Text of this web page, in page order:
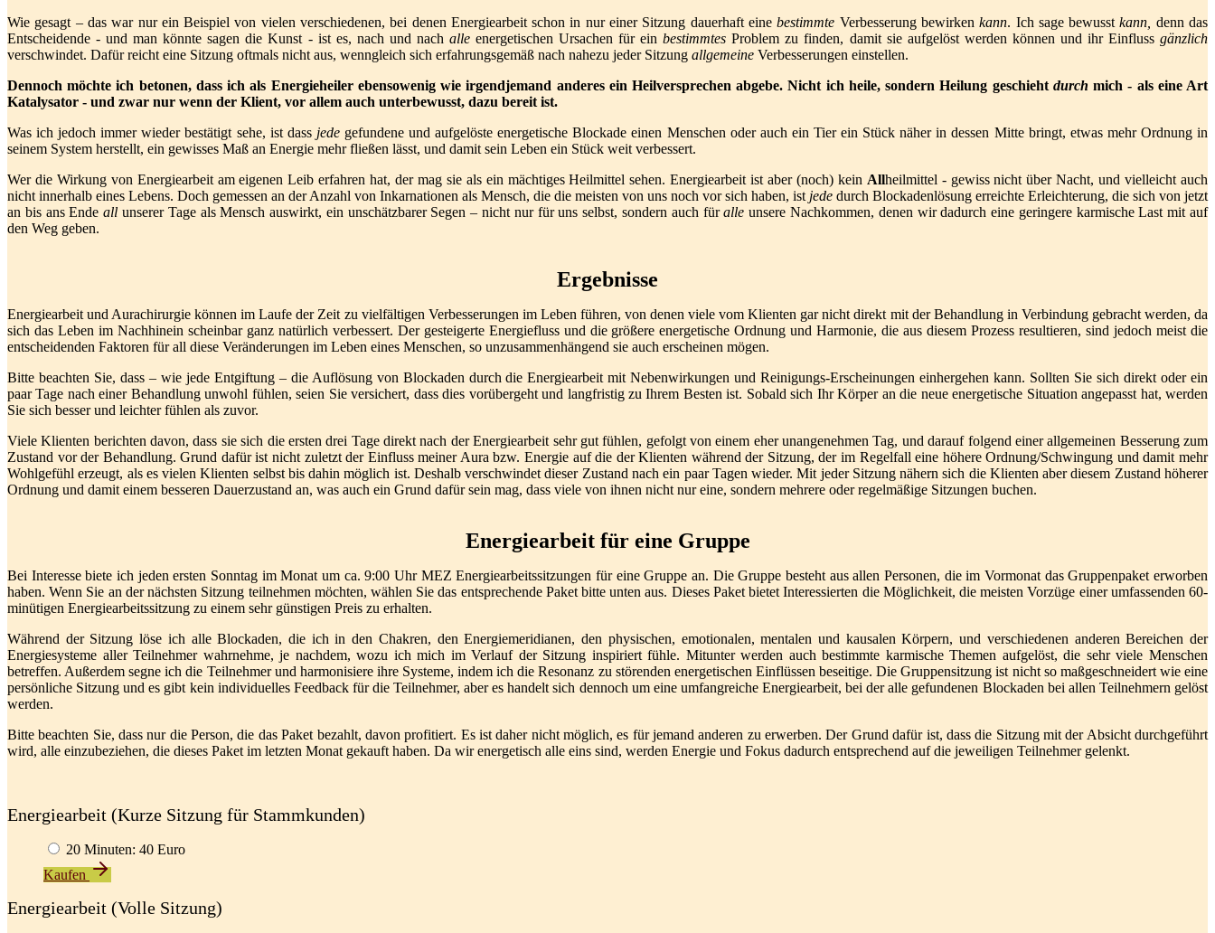
Wie gesagt – das war nur ein Beispiel von vielen verschiedenen, bei denen Energiearbeit schon in nur einer Sitzung dauerhaft einebestimmte Verbesserung bewirkenkann. Ich sage bewusstkann, denn das
Entscheidende - und man könnte sagen die Kunst - ist es, nach und nach alle energetischen Ursachen für einbestimmtesProblem zu finden, damit sie aufgelöst werden können und ihr Einflussgänzlich
verschwindet. Dafür reicht eine Sitzung oftmals nicht aus, wenngleich sich erfahrungsgemäß nach nahezu jeder Sitzung allgemeine Verbesserungen einstellen.
Dennoch möchte ich betonen, dass ich als Energieheiler ebensowenig wie irgendjemand anderes ein Heilversprechen abgebe. Nicht ich heile, sondern Heilung geschieht durchmich - als eine Art
Katalysator - und zwar nur wenn der Klient, vor allem auch unterbewusst, dazu bereit ist.
Was ich jedoch immer wieder bestätigt sehe, ist dass jede gefundene und aufgelöste energetische Blockade einen Menschen oder auch ein Tier ein Stück näher in dessen Mitte bringt, etwas mehr Ordnung in
seinem System herstellt, ein gewisses Maß an Energie mehr fließen lässt, und damit sein Leben ein Stück weit verbessert.
Wer die Wirkung von Energiearbeit am eigenen Leib erfahren hat, der mag sie als ein mächtiges Heilmittel sehen. Energiearbeit ist aber (noch) kein Allheilmittel - gewiss nicht über Nacht, und vielleicht auch
nicht innerhalb eines Lebens. Doch gemessen an der Anzahl von Inkarnationen als Mensch, die die meisten von uns noch vor sich haben, ist jede durch Blockadenlösung erreichte Erleichterung, die sich von jetzt
an bis ans Endeall unserer Tage als Mensch auswirkt, ein unschätzbarer Segen – nicht nur für uns selbst, sondern auch füralleunsere Nachkommen, denen wir dadurch eine geringere karmische Last mit auf
den Weg geben.
Ergebnisse
Energiearbeit und Aurachirurgie können im Laufe der Zeit zu vielfältigen Verbesserungen im Leben führen, von denen viele vom Klienten gar nicht direkt mit der Behandlung in Verbindung gebracht werden, da
sich das Leben im Nachhinein scheinbar ganz natürlich verbessert. Der gesteigerte Energiefluss und die größere energetische Ordnung und Harmonie, die aus diesem Prozess resultieren, sind jedoch meist die
entscheidenden Faktoren für all diese Veränderungen im Leben eines Menschen, so unzusammenhängend sie auch erscheinen mögen.
Bitte beachten Sie, dass – wie jede Entgiftung – die Auflösung von Blockaden durch die Energiearbeit mit Nebenwirkungen und Reinigungs-Erscheinungen einhergehen kann. Sollten Sie sich direkt oder ein
paar Tage nach einer Behandlung unwohl fühlen, seien Sie versichert, dass dies vorübergeht und langfristig zu Ihrem Besten ist. Sobald sich Ihr Körper an die neue energetische Situation angepasst hat, werden
Sie sich besser und leichter fühlen als zuvor.
Viele Klienten berichten davon, dass sie sich die ersten drei Tage direkt nach der Energiearbeit sehr gut fühlen, gefolgt von einem eher unangenehmen Tag, und darauf folgend einer allgemeinen Besserung zum
Zustand vor der Behandlung. Grund dafür ist nicht zuletzt der Einfluss meiner Aura bzw. Energie auf die der Klienten während der Sitzung, der im Regelfall eine höhere Ordnung/Schwingung und damit mehr
Wohlgefühl erzeugt, als es vielen Klienten selbst bis dahin möglich ist. Deshalb verschwindet dieser Zustand nach ein paar Tagen wieder. Mit jeder Sitzung nähern sich die Klienten aber diesem Zustand höherer
Ordnung und damit einem besseren Dauerzustand an, was auch ein Grund dafür sein mag, dass viele von ihnen nicht nur eine, sondern mehrere oder regelmäßige Sitzungen buchen.
Energiearbeit für eine Gruppe
Bei Interesse biete ich jeden ersten Sonntag im Monat um ca. 9:00 Uhr MEZ Energiearbeitssitzungen für eine Gruppe an. Die Gruppe besteht aus allen Personen, die im Vormonat das Gruppenpaket erworben
haben. Wenn Sie an der nächsten Sitzung teilnehmen möchten, wählen Sie das entsprechende Paket bitte unten aus. Dieses Paket bietet Interessierten die Möglichkeit, die meisten Vorzüge einer umfassenden 60-
minütigen Energiearbeitssitzung zu einem sehr günstigen Preis zu erhalten.
Während der Sitzung löse ich alle Blockaden, die ich in den Chakren, den Energiemeridianen, den physischen, emotionalen, mentalen und kausalen Körpern, und verschiedenen anderen Bereichen der
Energiesysteme aller Teilnehmer wahrnehme, je nachdem, wozu ich mich im Verlauf der Sitzung inspiriert fühle. Mitunter werden auch bestimmte karmische Themen aufgelöst, die sehr viele Menschen
betreffen. Außerdem segne ich die Teilnehmer und harmonisiere ihre Systeme, indem ich die Resonanz zu störenden energetischen Einflüssen beseitige. Die Gruppensitzung ist nicht so maßgeschneidert wie eine
persönliche Sitzung und es gibt kein individuelles Feedback für die Teilnehmer, aber es handelt sich dennoch um eine umfangreiche Energiearbeit, bei der alle gefundenen Blockaden bei allen Teilnehmern gelöst
werden.
Bitte beachten Sie, dass nur die Person, die das Paket bezahlt, davon profitiert. Es ist daher nicht möglich, es für jemand anderen zu erwerben. Der Grund dafür ist, dass die Sitzung mit der Absicht durchgeführt
wird, alle einzubeziehen, die dieses Paket im letzten Monat gekauft haben. Da wir energetisch alle eins sind, werden Energie und Fokus dadurch entsprechend auf die jeweiligen Teilnehmer gelenkt.
Energiearbeit (Kurze Sitzung für Stammkunden)
20 Minuten: 40 Euro
Kaufen
Energiearbeit (Volle Sitzung)